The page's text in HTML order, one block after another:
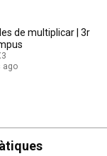
de multiplicar | 3r
ago